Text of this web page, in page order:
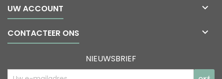
UW ACCOUNT 
CONTACTEER ONS 
NIEUWSBRIEF